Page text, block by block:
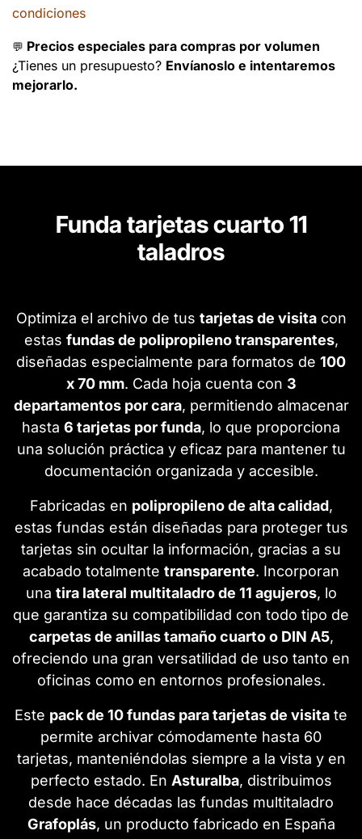
condiciones
💬 Precios especiales para compras por volumen
¿Tienes un presupuesto? Envíanoslo e intentaremos
mejorarlo.
Funda tarjetas cuarto 11
taladros
Optimiza el archivo de tus tarjetas de visitacon
estas fundas de polipropileno transparentes,
diseñadas especialmente para formatos de 100
x 70 mm. Cada hoja cuenta con 3
departamentos por cara, permitiendo almacenar
hasta 6 tarjetas por funda, lo que proporciona
una solución práctica y eficaz para mantener tu
documentación organizada y accesible.
Fabricadas en polipropileno de alta calidad,
estas fundas están diseñadas para proteger tus
tarjetas sin ocultar la información, gracias a su
acabado totalmente transparente. Incorporan
una tira lateral multitaladro de 11 agujeros, lo
que garantiza su compatibilidad con todo tipo de
carpetas de anillas tamaño cuarto o DIN A5,
ofreciendo una gran versatilidad de uso tanto en
oficinas como en entornos profesionales.
Este pack de 10 fundas para tarjetas de visita te
permite archivar cómodamente hasta 60
tarjetas, manteniéndolas siempre a la vista y en
perfecto estado. En Asturalba, distribuimos
desde hace décadas las fundas multitaladro
Grafoplás, un producto fabricado en España